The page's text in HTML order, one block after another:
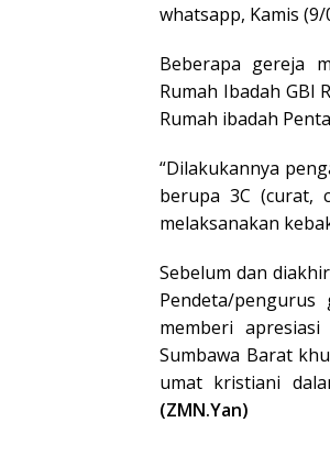
whatsapp, Kamis (9/
Beberapa gereja
Rumah Ibadah GBI
Rumah ibadah
“Dilakukannya
berupa 3C (curat,
melaksanakan
Sebelum dan
Pendeta/
memberi
Sumbawa Barat
umat kristiani
(ZMN.Yan)